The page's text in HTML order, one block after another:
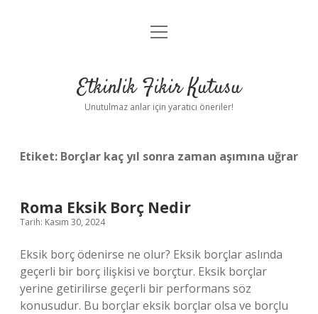
Anasayfa
Yasal Uyarı
menüyü
Etkinlik Fikir Kutusu
Unutulmaz anlar için yaratıcı öneriler!
Etiket: Borçlar kaç yıl sonra zaman aşımına uğrar
Roma Eksik Borç Nedir
Tarih: Kasım 30, 2024
Eksik borç ödenirse ne olur? Eksik borçlar aslında
geçerli bir borç ilişkisi ve borçtur. Eksik borçlar
yerine getirilirse geçerli bir performans söz
konusudur. Bu borçlar eksik borçlar olsa ve borçlu